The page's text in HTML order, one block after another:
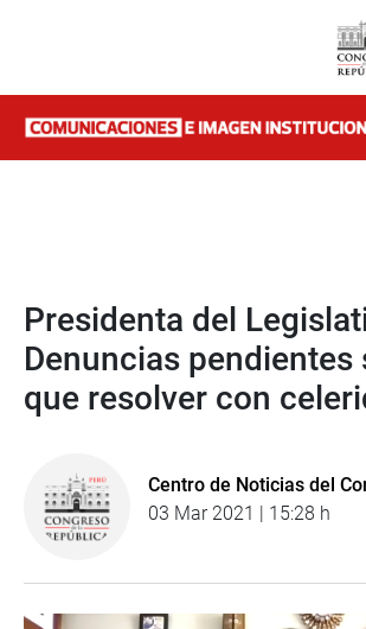
Presidenta del
Denuncias pendientes
que resolver con
Centro de Noticias del
03 Mar 2021 | 15:28 h